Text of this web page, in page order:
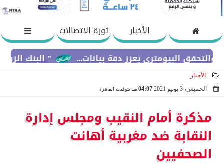
الأخبار
ثورة الاتصالات
” البنك الزراعي
البيومتري يعزز دقة بيانات...
الأخبار
الخميس، 3 يونيو 2021
04:07 مـ بتوقيت القاهرة
مذكرة أمام النقيب ومجلس إدارة
النقابة ضد مغربية أهانت
الصحفيين